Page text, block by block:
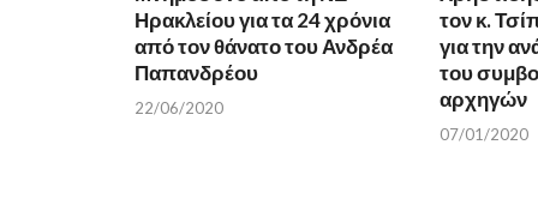
e
n
s
i
n
n
e
w
n
s
i
n
n
e
w
w
Ηρακλείου για τα 24 χρόνια
από τον θάνατο του Ανδρέα
Παπανδρέου
22/06/2020
τον κ.
για την
του
αρχηγών
07/01/2020